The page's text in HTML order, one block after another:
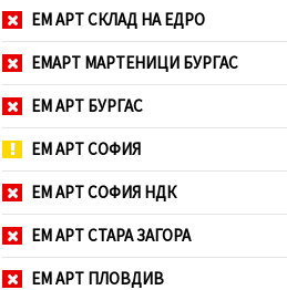
ЕМ АРТ СКЛАД НА ЕДРО
ЕМАРТ МАРТЕНИЦИ БУРГАС
ЕМ АРТ БУРГАС
ЕМ АРТ СОФИЯ
ЕМ АРТ СОФИЯ НДК
ЕМ АРТ СТАРА ЗАГОРА
ЕМ АРТ ПЛОВДИВ